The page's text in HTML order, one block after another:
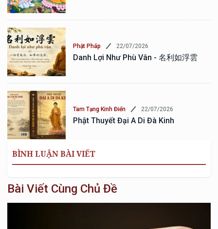
Phật Pháp 22/07/2026
Danh Lợi Như Phù Vân - 名利如浮雲
Tam Tạng Kinh Điển 22/07/2026
Phật Thuyết Đại A Di Đà Kinh
BÌNH LUẬN BÀI VIẾT
Bài Viết Cùng Chủ Đề